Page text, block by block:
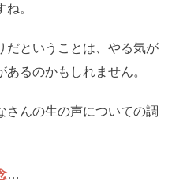
。
だということは、やる気が
るのかもしれません。
さんの生の声についての調
…